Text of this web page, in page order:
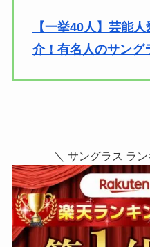
【一挙40人】芸能
介！有名人のサング
＼ サングラス ラ